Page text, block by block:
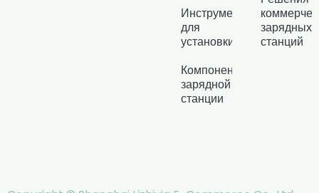
Инструменты
для
установки
Компоненты
зарядной
станции
зарядных
станций